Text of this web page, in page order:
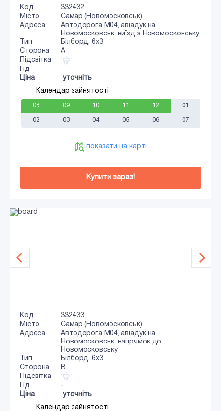
Код
332432
Місто
Самар (Новомосковськ)
Адреса
Автодорога М04, авіадук на
Новомосковськ, виїзд з Новомосковську
Тип
Білборд, 6х3
Сторона
A
Підсвітка
Гід
-
Ціна
уточніть
Календар зайнятості
08 09 10 11 12 01
02 03 04 05 06 07
показати на карті
Купити зараз!
Код
332433
Місто
Самар (Новомосковськ)
Адреса
Автодорога М04, авіадук на
Новомосковськ, напрямок до
Новомосковську
Тип
Білборд, 6х3
Сторона
B
Підсвітка
Гід
-
Ціна
уточніть
Календар зайнятості